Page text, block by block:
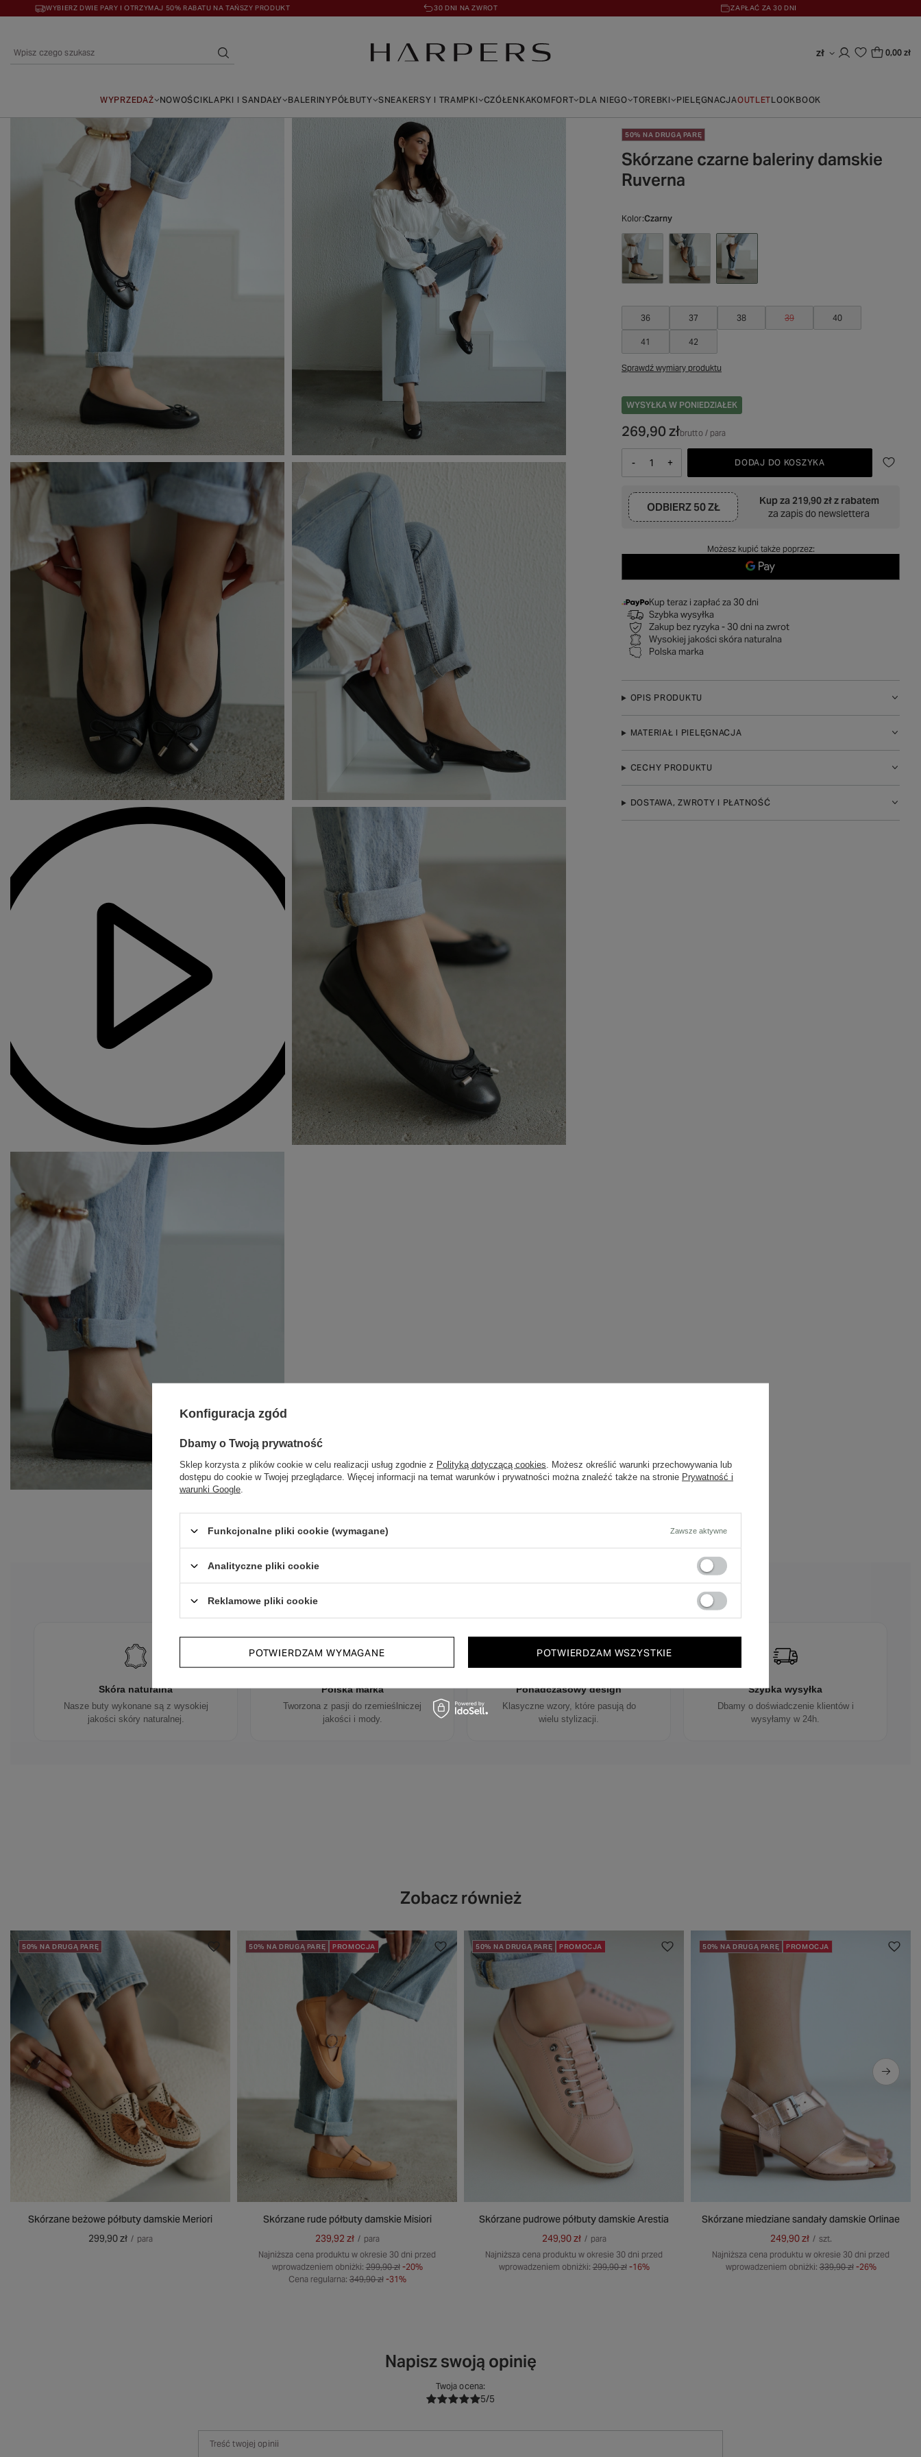
WYBIERZ DWIE PARY I OTRZYMAJ 50% RABATU NA TAŃSZY PRODUKT 30 DNI NA ZWROT ZAPŁAĆ ZA 30 DNI
zł 0,00 zł
WYPRZEDAŻ NOWOŚCI KLAPKI I SANDAŁY BALERINYPÓŁBUTY SNEAKERSY I TRAMPKI CZÓŁENKAKOMFORT DLA NIEGO TOREBKI PIELĘGNACJAOUTLETLOOKBOOK
50% NA DRUGĄ PARĘ
Skórzane czarne baleriny damskie
Ruverna
Kolor Czarny
36 37 38 39 40
41 42
Sprawdź wymiary produktu
WYSYŁKAW PONIEDZIAŁEK
269,90 złbrutto/ para
- + DODAJ DO KOSZYKA
ODBIERZ 50 ZŁ
Kup za 219,90 złz rabatem
za zapis do newslettera
Możesz kupić także poprzez:
Kup teraz i zapłać za 30 dni
Szybka wysyłka
Zakup bez ryzyka - 30 dni na zwrot
Wysokiej jakości skóra naturalna
Polska marka
OPIS PRODUKTU
MATERIAŁ I PIELĘGNACJA
CECHY PRODUKTU
DOSTAWA, ZWROTY I PŁATNOŚĆ
Dlaczego warto wybrać nasze buty?
Skóra naturalna
Nasze buty wykonane są z wysokiej
jakości skóry naturalnej.
Polska marka
Tworzona z pasji do rzemieślniczej
jakości i mody.
Ponadczasowy design
Klasyczne wzory, które pasują do
wielu stylizacji.
Szybka wysyłka
Dbamy o doświadczenie klientów i
wysyłamy w 24h.
Zobacz również
50% NA DRUGĄ PARĘ
Skórzane beżowe półbuty damskie Meriori
299,90 zł / para
50% NA DRUGĄ PARĘ PROMOCJA
Skórzane rude półbuty damskie Misiori
239,92 zł / para
Najniższa cena produktu w okresie 30 dni przed
wprowadzeniem obniżki:299,90 zł -20%
Cena regularna:349,90 zł -31%
50% NA DRUGĄ PARĘ PROMOCJA
Skórzane pudrowe półbuty damskie Arestia
249,90 zł / para
Najniższa cena produktu w okresie 30 dni przed
wprowadzeniem obniżki:299,90 zł -16%
50% NA DRUGĄ PARĘ PROMOCJA
Skórzane miedziane sandały damskie Orlinae
249,90 zł / szt.
Najniższa cena produktu w okresie 30 dni przed
wprowadzeniem obniżki:339,90 zł -26%
Napisz swoją opinię
Twoja ocena:
5/5
Treść twojej opinii
Konfiguracja zgód
Dbamy o Twoją prywatność
Sklep korzysta z plików cookie w celu realizacji usług zgodnie z Polityką dotyczącą cookies . Możesz określić warunki przechowywania lub
dostępu do cookie w Twojej przeglądarce. Więcej informacji na temat warunków i prywatności można znaleźć także na stronie Prywatność i
warunki Google
Funkcjonalne pliki cookie (wymagane) Zawsze aktywne
Analityczne pliki cookie
Reklamowe pliki cookie
POTWIERDZAM WYMAGANE POTWIERDZAM WSZYSTKIE